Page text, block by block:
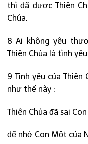
thì đã được Thiên
Chúa.
8 Ai không yêu
Thiên Chúa là tình yêu.
9 Tình yêu của
như thế này :
Thiên Chúa đã sai
để nhờ Con Một của